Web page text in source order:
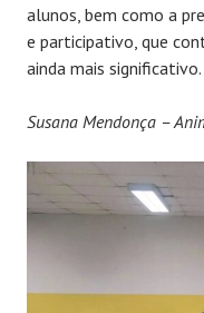
alunos, bem como a
e participativo, que
ainda mais significativo.
Susana Mendonça –